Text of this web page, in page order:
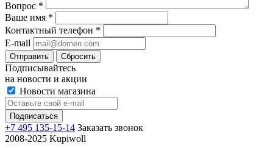
Вопрос *
Ваше имя *
Контактный телефон *
E-mail
Отправить Сбросить
Подписывайтесь
на новости и акции
Новости магазина
+7 495 135-15-14 Заказать звонок
2008-2025 Kupiwoll